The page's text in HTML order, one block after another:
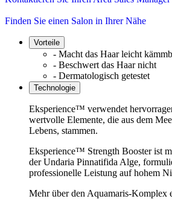
Finden Sie einen Salon in Ihrer Nähe
Vorteile
- Macht das Haar leicht
- Beschwert das Haar nicht
- Dermatologisch getestet
Technologie
Eksperience™ verwendet
wertvolle Elemente, die aus dem
Lebens, stammen.
Eksperience™ Strength Booster ist
der Undaria Pinnatifida Alge,
professionelle Leistung auf hohem
Mehr über den Aquamaris-Komplex